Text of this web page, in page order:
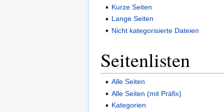
Kurze Seiten
Lange Seiten
Nicht kategorisierte Dateien
Seitenlisten
Alle Seiten
Alle Seiten (mit Präfix)
Kategorien